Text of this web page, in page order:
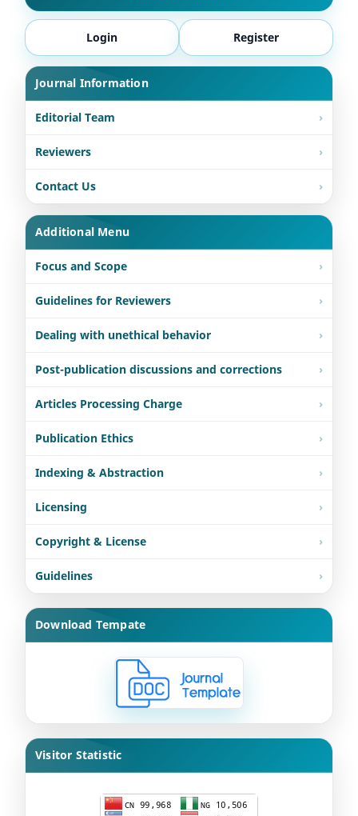
Login Register
Journal Information
Editorial Team
Reviewers
Contact Us
Additional Menu
Focus and Scope
Guidelines for Reviewers
Dealing with unethical behavior
Post-publication discussions and corrections
Articles Processing Charge
Publication Ethics
Indexing & Abstraction
Licensing
Copyright & License
Guidelines
Download Tempate
Visitor Statistic